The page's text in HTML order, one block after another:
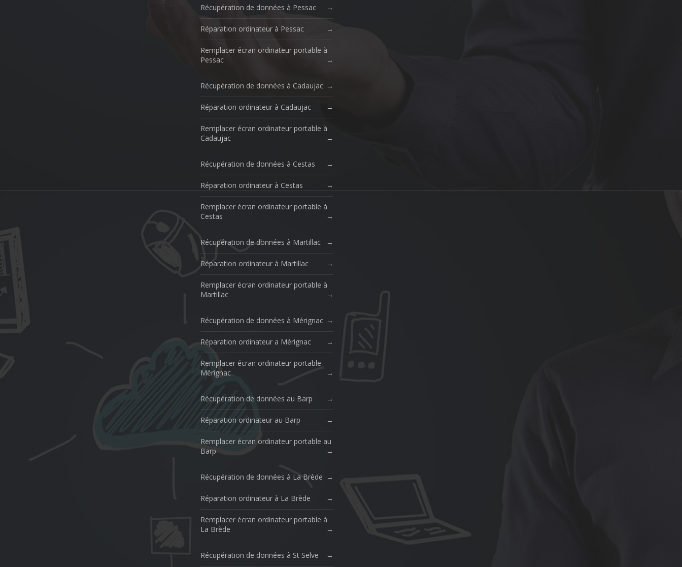
Récupération de données à Pessac
Réparation ordinateur à Pessac
Remplacer écran ordinateur portable à
Pessac
Récupération de données à Cadaujac
Réparation ordinateur à Cadaujac
Remplacer écran ordinateur portable à
Cadaujac
Récupération de données à Cestas
Réparation ordinateur à Cestas
Remplacer écran ordinateur portable à
Cestas
Récupération de données à Martillac
Réparation ordinateur à Martillac
Remplacer écran ordinateur portable à
Martillac
Récupération de données à Mérignac
Réparation ordinateur a Mérignac
Remplacer écran ordinateur portable
Mérignac
Récupération de données au Barp
Réparation ordinateur au Barp
Remplacer écran ordinateur portable au
Barp
Récupération de données à La Brède
Réparation ordinateur à La Brède
Remplacer écran ordinateur portable à
La Brède
Récupération de données à St Selve